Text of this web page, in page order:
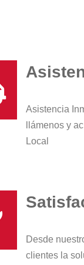
Asistencia
llámenos y
Local
Desde
clientes la